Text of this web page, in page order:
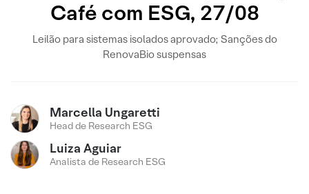
Café com ESG, 27/08
Leilão para sistemas isolados aprovado; Sanções do
RenovaBio suspensas
Marcella Ungaretti
Head de Research ESG
Luiza Aguiar
Analista de Research ESG